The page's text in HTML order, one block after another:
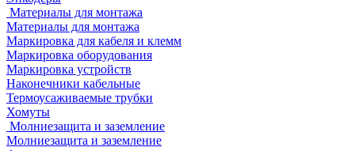
Материалы для монтажа
Материалы для монтажа
Маркировка для кабеля и клемм
Маркировка оборудования
Маркировка устройств
Наконечники кабельные
Термоусаживаемые трубки
Хомуты
Молниезащита и заземление
Молниезащита и заземление